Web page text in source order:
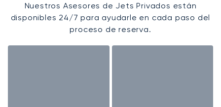
Nuestros Asesores de Jets Privados están
disponibles 24/7 para ayudarle en cada paso del
proceso de reserva.